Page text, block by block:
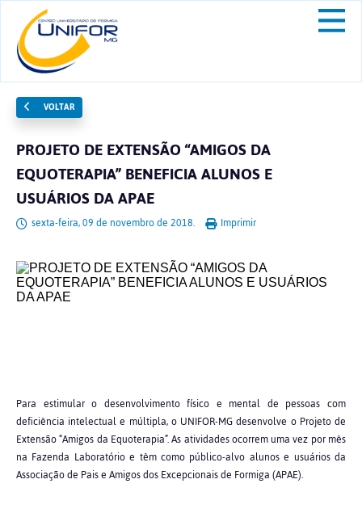
VOLTAR
PROJETO DE EXTENSÃO “AMIGOS DA
EQUOTERAPIA” BENEFICIA ALUNOS E
USUÁRIOS DA APAE
sexta-feira, 09 de novembro de 2018. Imprimir
Para estimular o desenvolvimento físico e mental de pessoas com
deficiência intelectual e múltipla, o UNIFOR-MG desenvolve o Projeto de
Extensão “Amigos da Equoterapia”. As atividades ocorrem uma vez por mês
na Fazenda Laboratório e têm como público-alvo alunos e usuários da
Associação de Pais e Amigos dos Excepcionais de Formiga (APAE).